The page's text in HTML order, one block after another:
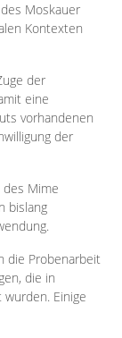
Moskauer
Kontexten
der
eine
vorhandenen
der
Mime
bislang
die Probenarbeit
die in
Einige